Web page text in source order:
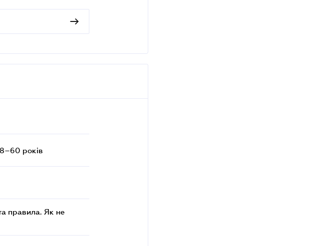
років
правила. Як не